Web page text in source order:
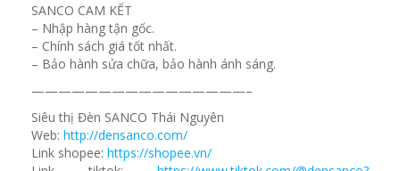
SANCO CAM KẾT
– Nhập hàng tận gốc.
– Chính sách giá tốt nhất.
– Bảo hành sửa chữa, bảo hành ánh sáng.
————————————————–
Siêu thị Đèn SANCO Thái Nguyên
Web: http://densanco.com/
Link shopee: https://shopee.vn/